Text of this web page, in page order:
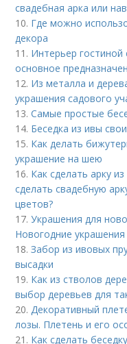
свадебная арка или
10. Где можно
декора
11. Интерьер гостиной
основное
12. Из металла и
украшения садового
13.Самые простые
14. Беседка из ивы
15. Как делать
украшение на шею
16. Как сделать арку
сделать свадебную
цветов?
17.Украшения для
Новогодние
18.Забор из ивовых
высадки
19. Как из стволов
выбор деревьев для
20. Декоративный
лозы. Плетень и его
21. Как сделать